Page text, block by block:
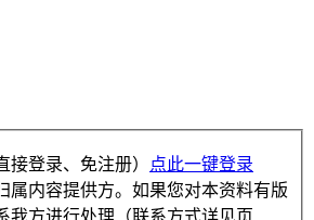
接登录、免注册）
点此一键登录
内容提供方。如果您对本资料有版
我方进行处理（联系方式详见页